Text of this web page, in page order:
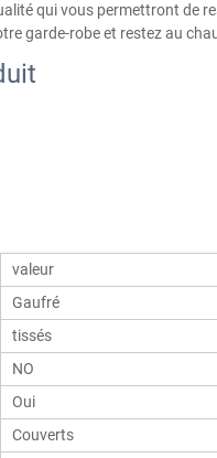
qui vous permettront de
garde-robe et restez au
valeur
Gaufré
tissés
NO
Oui
Couverts